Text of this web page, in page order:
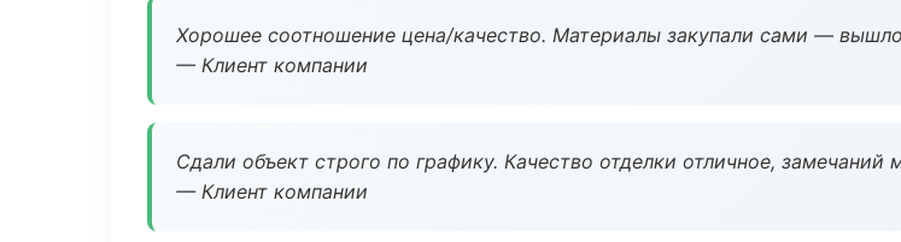
Хорошее соотношение цена/качество. Материалы закупали сами —
— Клиент компании
Сдали объект строго по графику. Качество отделки отличное,
— Клиент компании